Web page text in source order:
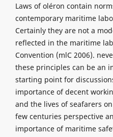
Laws of oléron contain
contemporary maritime
Certainly they are not a
reflected in the maritime
Convention (mlC 2006).
these principles can be an
starting point for
importance of decent
and the lives of seafarers
few centuries perspective
importance of maritime